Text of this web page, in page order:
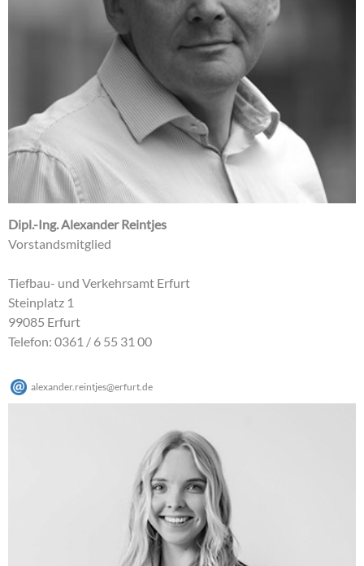
Dipl.-Ing. Alexander Reintjes
Vorstandsmitglied
Tiefbau- und Verkehrsamt Erfurt
Steinplatz 1
99085 Erfurt
Telefon: 0361 / 6 55 31 00
alexander.reintjes@erfurt de